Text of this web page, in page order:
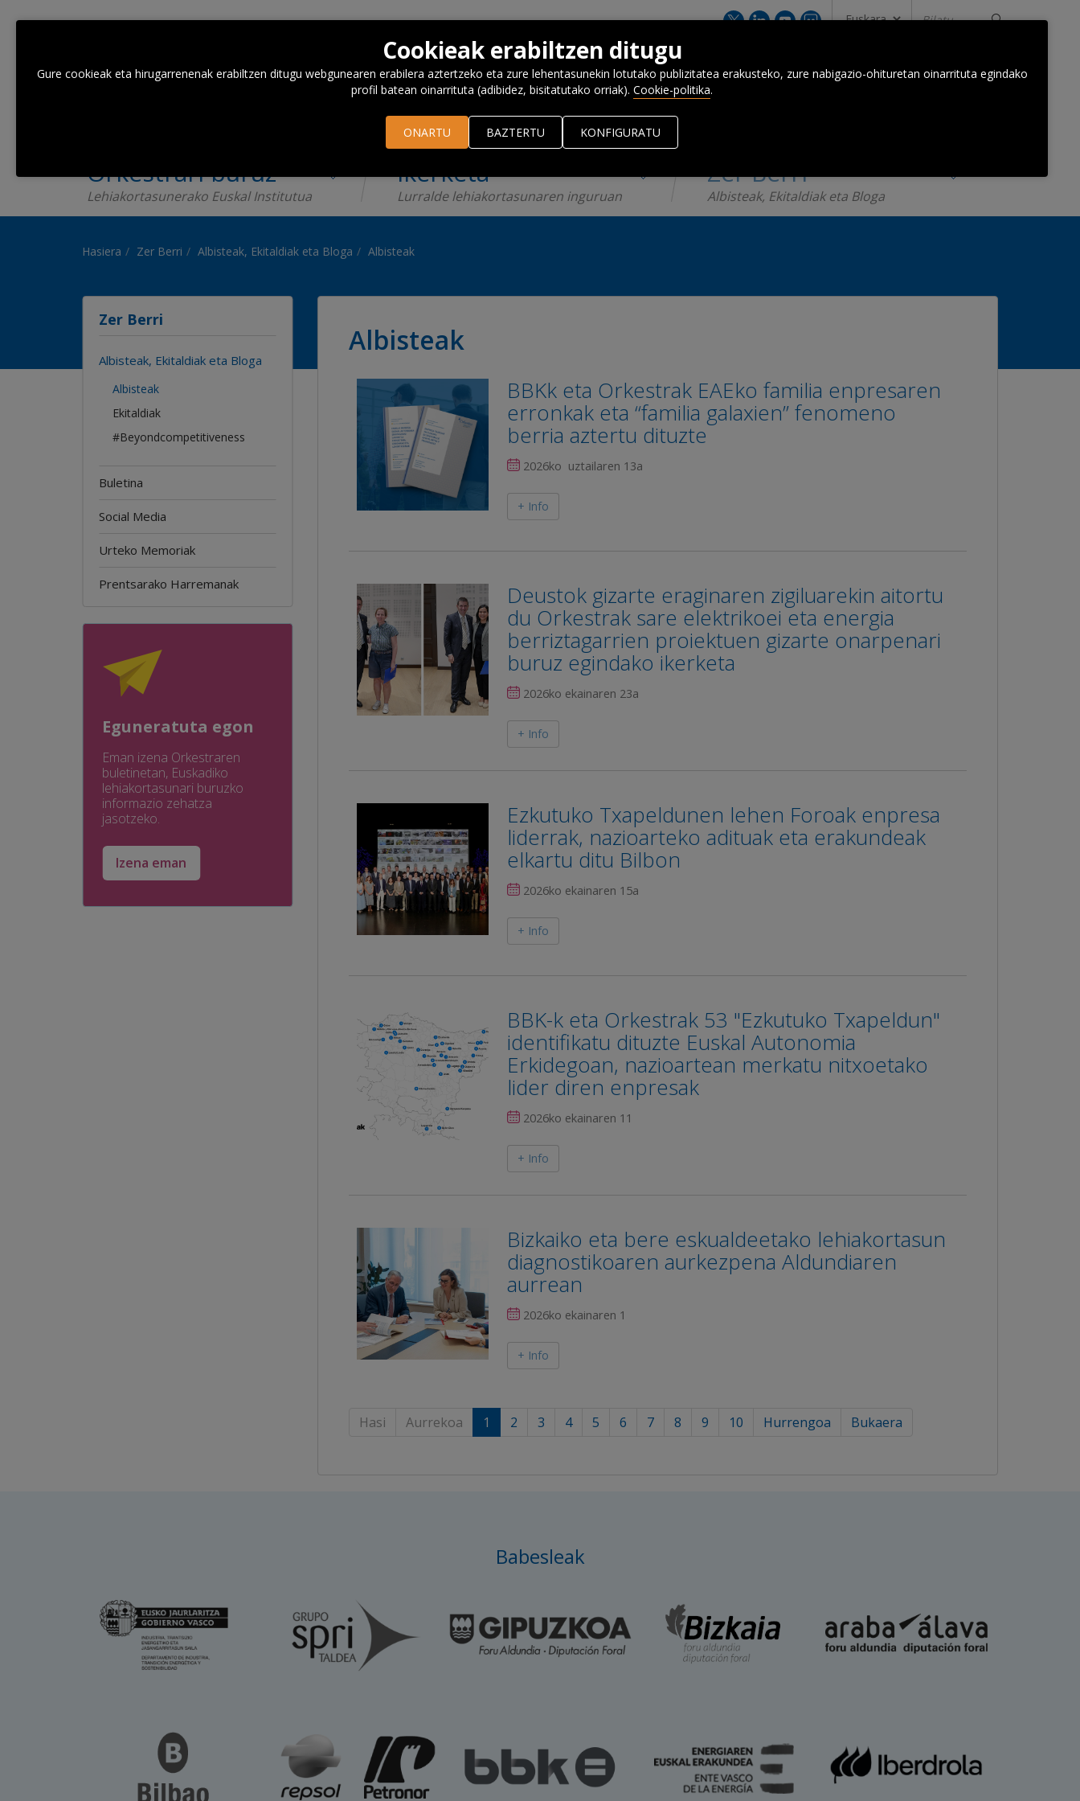
GUREKIN HARREMANETAN JARRI
Orkestrari buruz
Lehiakortasunerako Euskal Institutua
Ikerketa
Lurralde lehiakortasunaren inguruan
Zer Berri
Albisteak, Ekitaldiak eta Bloga
Hasiera Zer Berri Albisteak, Ekitaldiak eta Bloga Albisteak
Albisteak
BBKk eta Orkestrak EAEko familia enpresaren
erronkak eta “familia galaxien” fenomeno
berria aztertu dituzte
2026ko uztailaren 13a
+ Info
Deustok gizarte eraginaren zigiluarekin aitortu
du Orkestrak sare elektrikoei eta energia
berriztagarrien proiektuen gizarte onarpenari
buruz egindako ikerketa
2026ko ekainaren 23a
+ Info
Ezkutuko Txapeldunen lehen Foroak enpresa
liderrak, nazioarteko adituak eta erakundeak
elkartu ditu Bilbon
2026ko ekainaren 15a
+ Info
BBK-k eta Orkestrak 53 "Ezkutuko Txapeldun"
identifikatu dituzte Euskal Autonomia
Erkidegoan, nazioartean merkatu nitxoetako
lider diren enpresak
2026ko ekainaren 11
+ Info
Bizkaiko eta bere eskualdeetako lehiakortasun
diagnostikoaren aurkezpena Aldundiaren
aurrean
2026ko ekainaren 1
+ Info
Hasi Aurrekoa 1 2 3 4 5 6 7 8 9 10 Hurrengoa Bukaera
Zer Berri
Albisteak, Ekitaldiak eta Bloga
Albisteak
Ekitaldiak
#Beyondcompetitiveness
Buletina
Social Media
Urteko Memoriak
Prentsarako Harremanak
Eguneratuta egon
Eman izena Orkestraren
buletinetan, Euskadiko
lehiakortasunari buruzko
informazio zehatza
jasotzeko.
Izena eman
Babesleak
Cookieak erabiltzen ditugu
Gure cookieak eta hirugarrenenak erabiltzen ditugu webgunearen erabilera aztertzeko eta zure lehentasunekin lotutako publizitatea erakusteko, zure nabigazio-ohituretan oinarrituta egindako
profil batean oinarrituta (adibidez, bisitatutako orriak). Cookie-politika.
KONFIGURATU
BAZTERTU
ONARTU